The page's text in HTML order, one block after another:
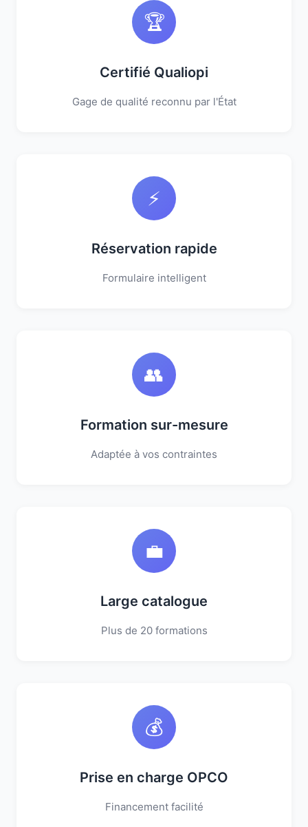
🏆
Certifié Qualiopi
Gage de qualité reconnu par l'État
⚡
Réservation rapide
Formulaire intelligent
👥
Formation sur-mesure
Adaptée à vos contraintes
💼
Large catalogue
Plus de 20 formations
💰
Prise en charge OPCO
Financement facilité